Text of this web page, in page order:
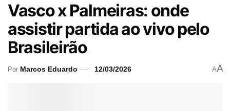
Vasco x Palmeiras: onde
assistir partida ao vivo pelo
Brasileirão
Por Marcos Eduardo 12/03/2026 AA